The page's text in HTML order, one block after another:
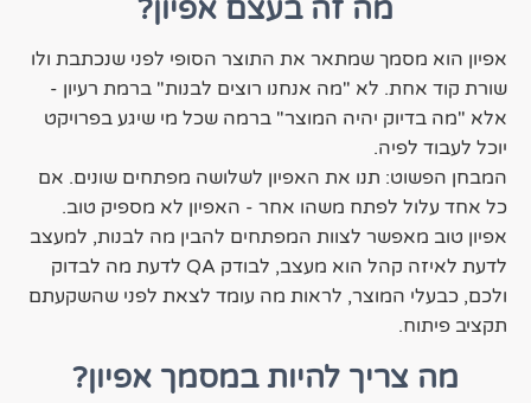
מה זה בעצם אפיון?
אפיון הוא מסמך שמתאר את התוצר הסופי לפני שנכתבת ולו
שורת קוד אחת. לא "מה אנחנו רוצים לבנות" ברמת רעיון -
אלא "מה בדיוק יהיה המוצר" ברמה שכל מי שיגע בפרויקט
יוכל לעבוד לפיה.
המבחן הפשוט: תנו את האפיון לשלושה מפתחים שונים. אם
כל אחד עלול לפתח משהו אחר - האפיון לא מספיק טוב.
אפיון טוב מאפשר לצוות המפתחים להבין מה לבנות, למעצב
לדעת לאיזה קהל הוא מעצב, לבודק QA לדעת מה לבדוק
ולכם, כבעלי המוצר, לראות מה עומד לצאת לפני שהשקעתם
תקציב פיתוח.
מה צריך להיות במסמך אפיון?